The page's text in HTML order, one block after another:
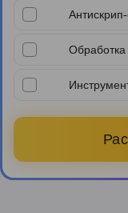
Обработка